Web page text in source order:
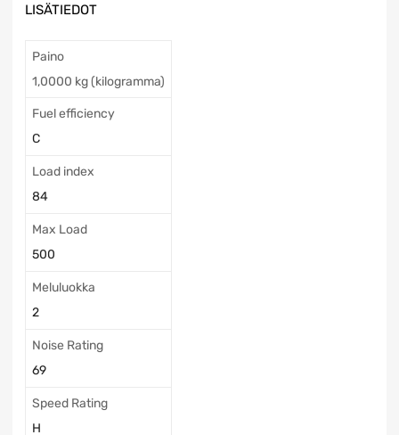
LISÄTIEDOT
Paino
1,0000 kg (kilogramma)
Fuel efficiency
C
Load index
84
Max Load
500
Meluluokka
2
Noise Rating
69
Speed Rating
H